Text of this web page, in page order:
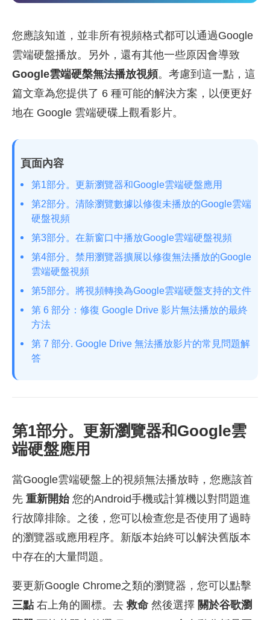
您應該知道，並非所有視頻格式都可以通過Google
雲端硬盤播放。另外，還有其他一些原因會導致
Google雲端硬槃無法播放視頻。考慮到這一點，這
篇文章為您提供了 6 種可能的解決方案，以便更好
地在 Google 雲端硬碟上觀看影片。
頁面內容
第1部分。更新瀏覽器和Google雲端硬盤應用
第2部分。清除瀏覽數據以修復未播放的Google雲端
硬盤視頻
第3部分。在新窗口中播放Google雲端硬盤視頻
第4部分。禁用瀏覽器擴展以修復無法播放的Google
雲端硬盤視頻
第5部分。將視頻轉換為Google雲端硬盤支持的文件
第 6 部分：修復 Google Drive 影片無法播放的最終
方法
第 7 部分. Google Drive 無法播放影片的常見問題解
答
第1部分。更新瀏覽器和Google雲
端硬盤應用
當Google雲端硬盤上的視頻無法播放時，您應該首
先 重新開始您的Android手機或計算機以對問題進
行故障排除。之後，您可以檢查您是否使用了過時
的瀏覽器或應用程序。新版本始終可以解決舊版本
中存在的大量問題。
要更新Google Chrome之類的瀏覽器，您可以點擊
三點右上角的圖標。去救命 然後選擇 關於谷歌瀏